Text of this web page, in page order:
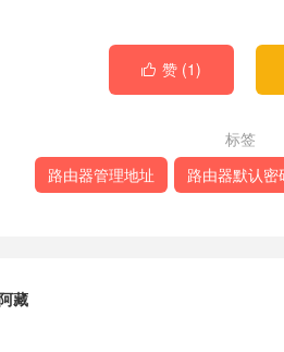
 赞 (1)
标签
路由器管理地址
路由器默认密
藏